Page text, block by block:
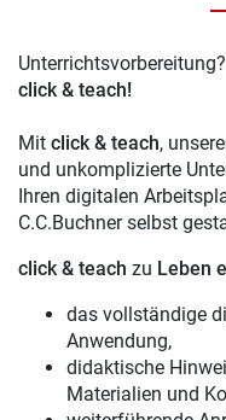
Unterrichtsvorbereitung?
click & teach!
Mit click & teach,
und unkomplizierte
Ihren digitalen
C.C.Buchner selbst
click & teach zu Leben
das vollständige
Anwendung,
didaktische
Materialien und